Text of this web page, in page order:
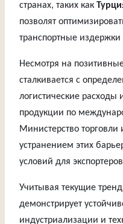
странах, таких как
позволят
транспортные издержки
Несмотря на
сталкивается с
логистические расходы
продукции по
Министерство торговли
устранением этих
условий для
Учитывая текущие
демонстрирует
индустриализации и